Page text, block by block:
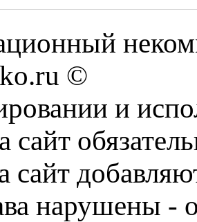
©
и
сайт
сайт
нарушены -